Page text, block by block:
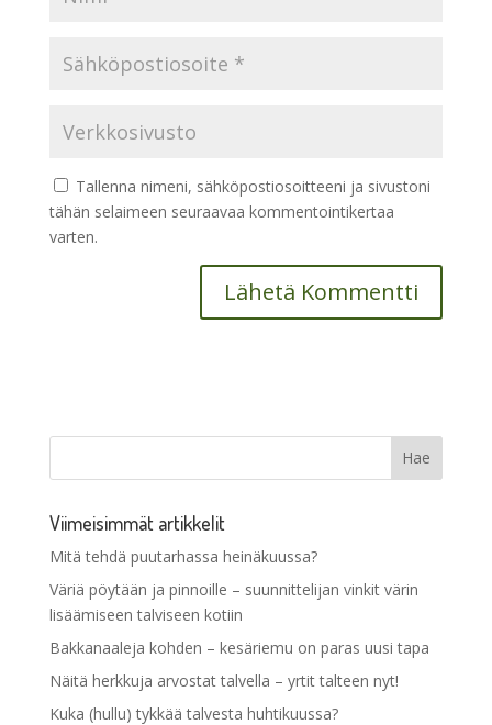
Tallenna nimeni, sähköpostiosoitteeni ja sivustoni
tähän selaimeen seuraavaa kommentointikertaa
varten.
Viimeisimmät artikkelit
Mitä tehdä puutarhassa heinäkuussa?
Väriä pöytään ja pinnoille – suunnittelijan vinkit värin
lisäämiseen talviseen kotiin
Bakkanaaleja kohden – kesäriemu on paras uusi tapa
Näitä herkkuja arvostat talvella – yrtit talteen nyt!
Kuka (hullu) tykkää talvesta huhtikuussa?